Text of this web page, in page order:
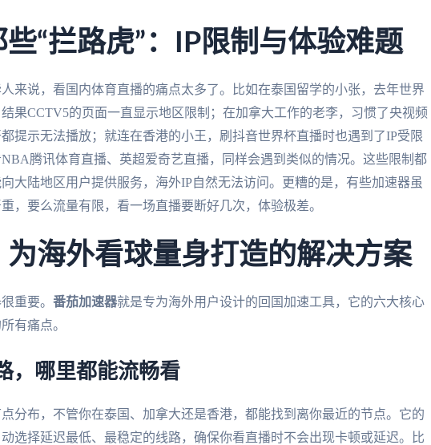
“拦路虎”：IP限制与体验难题
来说，看国内体育直播的痛点太多了。比如在泰国留学的小张，去年世界
果CCTV5的页面一直显示地区限制；在加拿大工作的老李，习惯了央视频
提示无法播放；就连在香港的小王，刷抖音世界杯直播时也遇到了IP受限
腾讯体育直播、英超爱奇艺直播，同样会遇到类似的情况。这些限制都
大陆地区用户提供服务，海外IP自然无法访问。更糟的是，有些加速器虽
，要么流量有限，看一场直播要断好几次，体验极差。
海外看球量身打造的解决方案
重要。 番茄加速器就是专为海外用户设计的回国加速工具，它的六大核心
有痛点。
，哪里都能流畅看
分布，不管你在泰国、加拿大还是香港，都能找到离你最近的节点。它的
选择延迟最低、最稳定的线路，确保你看直播时不会出现卡顿或延迟。比